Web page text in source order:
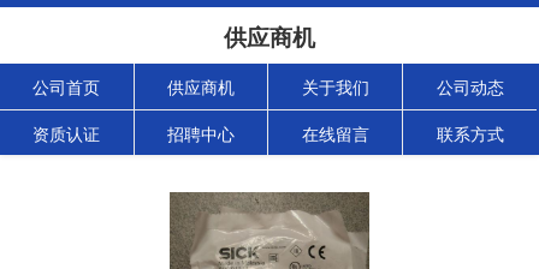
供应商机
公司首页 供应商机 关于我们 公司动态
资质认证 招聘中心 在线留言 联系方式